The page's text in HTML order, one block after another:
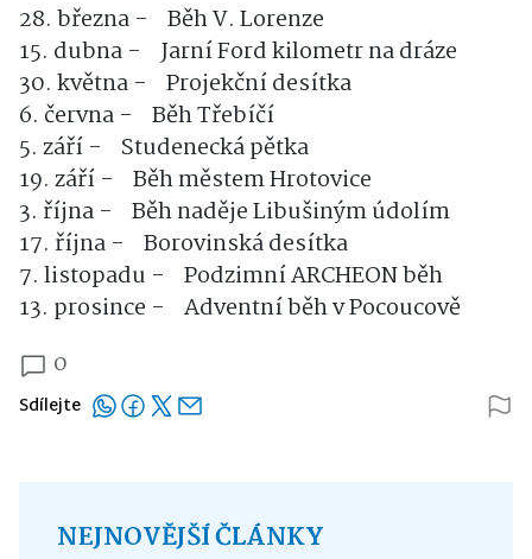
28. března - Běh V. Lorenze
15. dubna - Jarní Ford kilometr na dráze
30. května - Projekční desítka
6. června - Běh Třebíčí
5. září - Studenecká pětka
19. září - Běh městem Hrotovice
3. října - Běh naděje Libušiným údolím
17. října - Borovinská desítka
7. listopadu - Podzimní ARCHEON běh
13. prosince - Adventní běh v Pocoucově
0
Sdílejte
NEJNOVĚJŠÍ ČLÁNKY